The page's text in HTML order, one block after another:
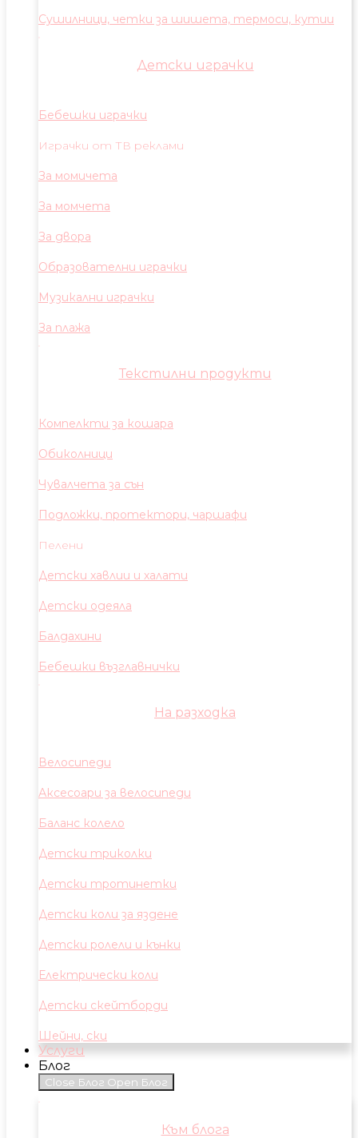
Сушилници, четки за шишета, термоси, кутии
Детски играчки
Бебешки играчки
Играчки от ТВ реклами
За момичета
За момчета
За двора
Образователни играчки
Музикални играчки
За плажа
Текстилни продукти
Компелкти за кошара
Обиколници
Чувалчета за сън
Подложки, протектори, чаршафи
Пелени
Детски хавлии и халати
Детски одеяла
Балдахини
Бебешки възглавнички
На разходка
Велосипеди
Аксесоари за велосипеди
Баланс колело
Детски триколки
Детски тротинетки
Детски коли за яздене
Детски ролели и кънки
Електрически коли
Детски скейтборди
Шейни, ски
Услуги
Блог
Close Блог Open Блог
Към блога